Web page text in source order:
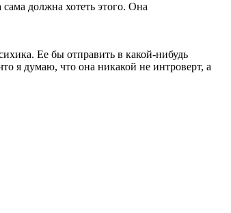
должна хотеть этого. Она
Ее бы отправить в какой-нибудь
я думаю, что она никакой не интроверт, а